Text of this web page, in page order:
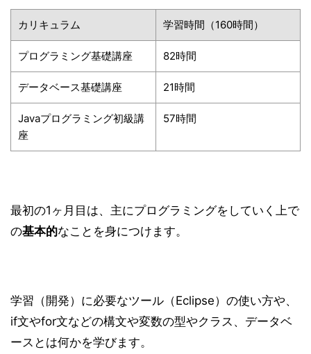
カリキュラム 学習時間（160時間）
プログラミング基礎講座 82時間
データベース基礎講座 21時間
Javaプログラミング初級講
座
57時間
最初の1ヶ月目は、主にプログラミングをしていく上で
の基本的なことを身につけます。
学習（開発）に必要なツール（Eclipse）の使い方や、
if文やfor文などの構文や変数の型やクラス、データベ
ースとは何かを学びます。